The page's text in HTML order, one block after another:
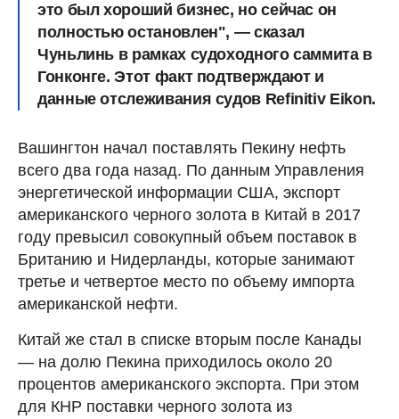
это был хороший бизнес, но сейчас он
полностью остановлен", — сказал
Чуньлинь в рамках судоходного саммита в
Гонконге. Этот факт подтверждают и
данные отслеживания судов Refinitiv Eikon.
Вашингтон начал поставлять Пекину нефть
всего два года назад. По данным Управления
энергетической информации США, экспорт
американского черного золота в Китай в 2017
году превысил совокупный объем поставок в
Британию и Нидерланды, которые занимают
третье и четвертое место по объему импорта
американской нефти.
Китай же стал в списке вторым после Канады
— на долю Пекина приходилось около 20
процентов американского экспорта. При этом
для КНР поставки черного золота из